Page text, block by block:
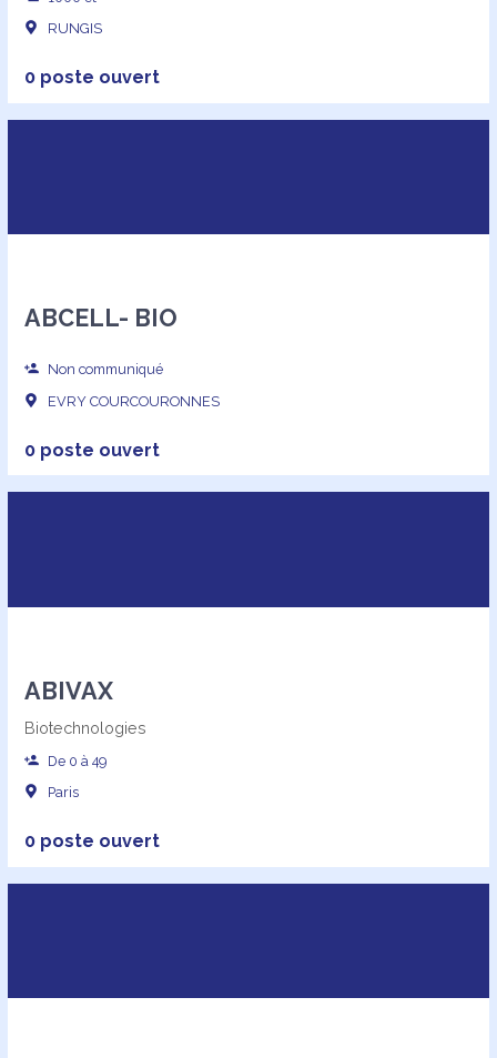
RUNGIS
0 poste ouvert
ABCELL- BIO
Non communiqué
EVRY COURCOURONNES
0 poste ouvert
ABIVAX
Biotechnologies
De 0 à 49
Paris
0 poste ouvert